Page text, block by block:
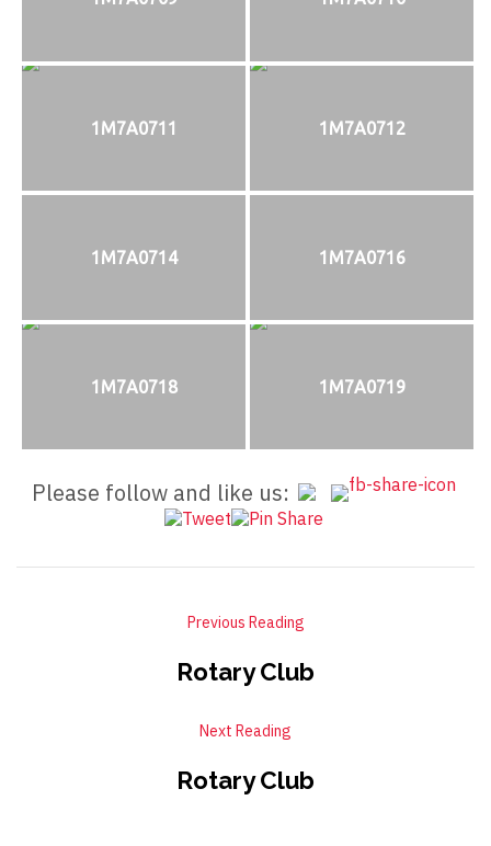
1M7A0711 1M7A0712
1M7A0714 1M7A0716
1M7A0718 1M7A0719
Please follow and like us:
Previous Reading
Rotary Club
Next Reading
Rotary Club